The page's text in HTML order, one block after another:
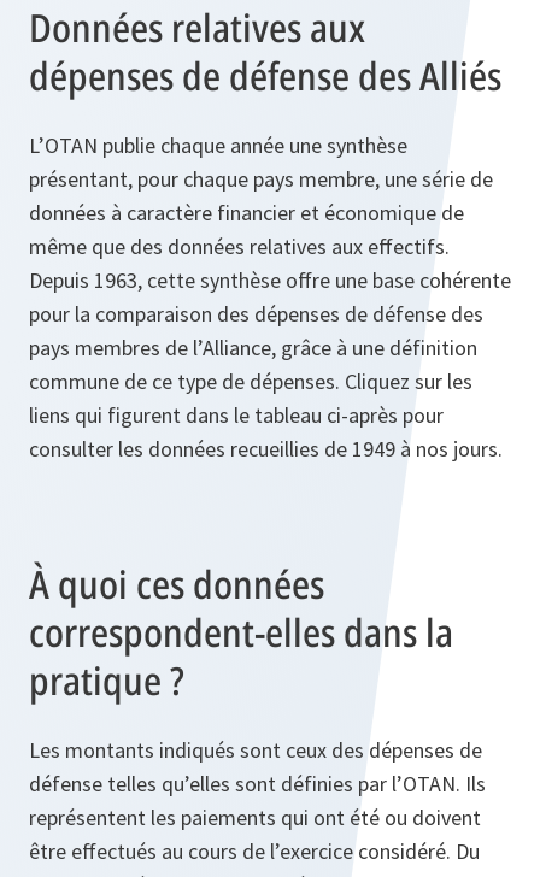
Données relatives aux
dépenses de défense des Alliés
L’OTAN publie chaque année une synthèse
présentant, pour chaque pays membre, une série de
données à caractère financier et économique de
même que des données relatives aux effectifs.
Depuis 1963, cette synthèse offre une base cohérente
pour la comparaison des dépenses de défense des
pays membres de l’Alliance, grâce à une définition
commune de ce type de dépenses. Cliquez sur les
liens qui figurent dans le tableau ci-après pour
consulter les données recueillies de 1949 à nos jours.
À quoi ces données
correspondent-elles dans la
pratique ?
Les montants indiqués sont ceux des dépenses de
défense telles qu’elles sont définies par l’OTAN. Ils
représentent les paiements qui ont été ou doivent
être effectués au cours de l’exercice considéré. Du